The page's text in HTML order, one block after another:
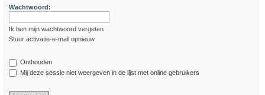
Wachtwoord:
Ik ben mijn wachtwoord vergeten
Stuur activatie-e-mail opnieuw
Onthouden
Mij deze sessie niet weergeven in de lijst met online gebruikers